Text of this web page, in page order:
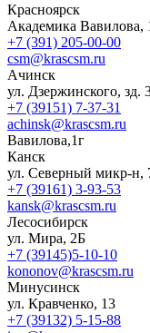
Красноярск
Академика Вавилова,
+7 (391) 205-00-00
csm@krascsm.ru
Ачинск
ул. Дзержинского, зд.
+7 (39151) 7-37-31
achinsk@krascsm.ru
Вавилова,1г
Канск
ул. Северный микр-н,
+7 (39161) 3-93-53
kansk@krascsm.ru
Лесосибирск
ул. Мира, 2Б
+7 (39145)5-10-10
kononov@krascsm.ru
Минусинск
ул. Кравченко, 13
+7 (39132) 5-15-88